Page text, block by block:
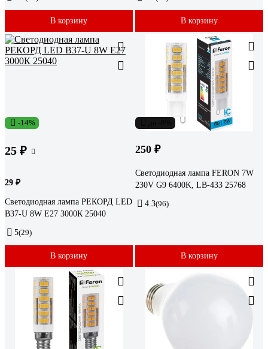
В корзину В корзину
-14%
25 ₽
29 ₽
Светодиодная лампа РЕКОРД LED
B37-U 8W Е27 3000К 25040
5(29)
В корзину
250 ₽
Светодиодная лампа FERON 7W
230V G9 6400K, LB-433 25768
4.3(96)
В корзину